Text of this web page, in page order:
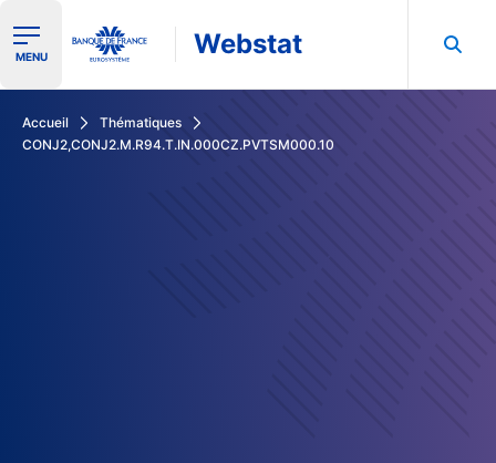
Ouvrir le menu de navigation
MENU Webstat
Accueil
Thématiques
CONJ2,CONJ2.M.R94.T.IN.000CZ.PVTSM000.10